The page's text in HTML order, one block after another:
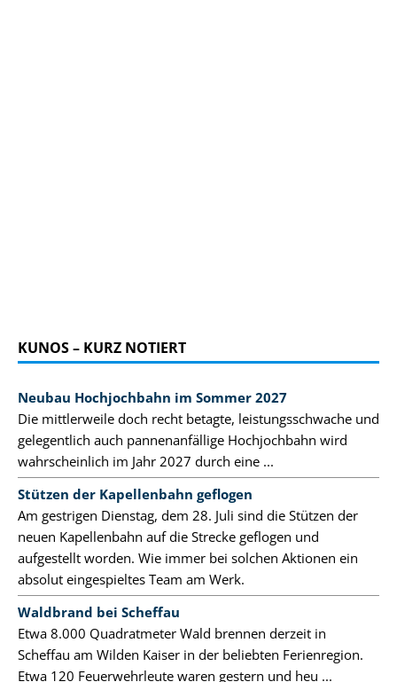
KUNOS – KURZ NOTIERT
Neubau Hochjochbahn im Sommer 2027
Die mittlerweile doch recht betagte, leistungsschwache und
gelegentlich auch pannenanfällige Hochjochbahn wird
wahrscheinlich im Jahr 2027 durch eine ...
Stützen der Kapellenbahn geflogen
Am gestrigen Dienstag, dem 28. Juli sind die Stützen der
neuen Kapellenbahn auf die Strecke geflogen und
aufgestellt worden. Wie immer bei solchen Aktionen ein
absolut eingespieltes Team am Werk.
Waldbrand bei Scheffau
Etwa 8.000 Quadratmeter Wald brennen derzeit in
Scheffau am Wilden Kaiser in der beliebten Ferienregion.
Etwa 120 Feuerwehrleute waren gestern und heu ...